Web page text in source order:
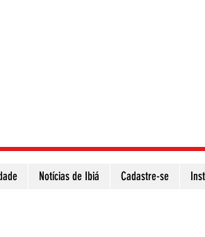
Notícias de Ibiá Cadastre-se